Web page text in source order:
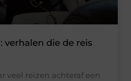
verhalen die de reis
veel reizen achteraf een